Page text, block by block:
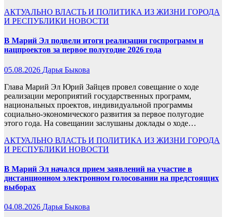
АКТУАЛЬНО ВЛАСТЬ И ПОЛИТИКА ИЗ ЖИЗНИ ГОРОДА
И РЕСПУБЛИКИ НОВОСТИ
В Марий Эл подвели итоги реализации госпрограмм и
нацпроектов за первое полугодие 2026 года
05.08.2026 Дарья Быкова
Глава Марий Эл Юрий Зайцев провел совещание о ходе
реализации мероприятий государственных программ,
национальных проектов, индивидуальной программы
социально-экономического развития за первое полугодие
этого года. На совещании заслушаны доклады о ходе…
АКТУАЛЬНО ВЛАСТЬ И ПОЛИТИКА ИЗ ЖИЗНИ ГОРОДА
И РЕСПУБЛИКИ НОВОСТИ
В Марий Эл начался прием заявлений на участие в
дистанционном электронном голосовании на предстоящих
выборах
04.08.2026 Дарья Быкова